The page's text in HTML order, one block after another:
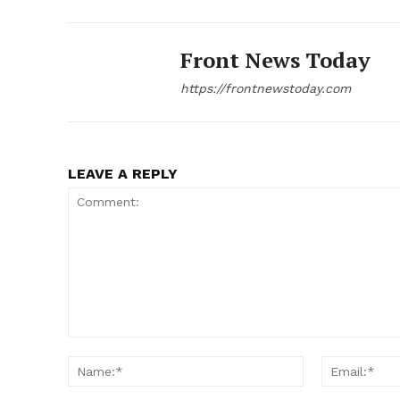
Front News Today
https://frontnewstoday.com
LEAVE A REPLY
Name:*